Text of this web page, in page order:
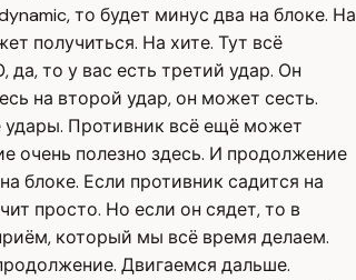
то будет минус два на блоке. На
получиться. На хите. Тут всё
то у вас есть третий удар. Он
на второй удар, он может сесть.
удары. Противник всё ещё может
очень полезно здесь. И продолжение
блоке. Если противник садится на
просто. Но если он сядет, то в
который мы всё время делаем.
Двигаемся дальше.